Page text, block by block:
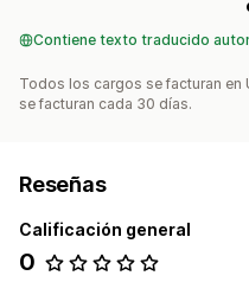
Contiene texto traducido
Todos los cargos se facturan en
se facturan cada 30 días.
Reseñas
Calificación general
0